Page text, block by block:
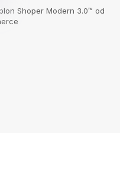
Shoper Modern 3.0™ od